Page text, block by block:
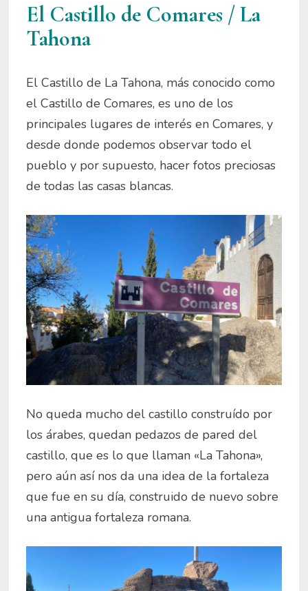
El Castillo de Comares / La
Tahona
El Castillo de La Tahona, más conocido como
el Castillo de Comares, es uno de los
principales lugares de interés en Comares, y
desde donde podemos observar todo el
pueblo y por supuesto, hacer fotos preciosas
de todas las casas blancas.
No queda mucho del castillo construído por
los árabes, quedan pedazos de pared del
castillo, que es lo que llaman «La Tahona»,
pero aún así nos da una idea de la fortaleza
que fue en su día, construido de nuevo sobre
una antigua fortaleza romana.